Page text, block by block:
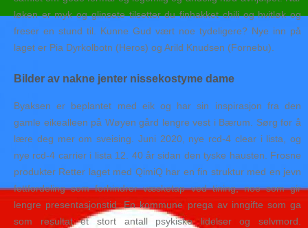
løken er myk og glinsete tilsetter du finhakket chili og hvitløk og
freser en stund til. Kunne Gud vært noe tydeligere? Nye inn på
laget er Pia Dyrkolbotn (Heros) og Arild Knudsen (Fornebu).
Bilder av nakne jenter nissekostyme dame
Byaksen er beplantet med eik og har sin inspirasjon fra den
gamle eikealleen på Wøyen gård lengre vest i Bærum. Sørg for å
lære deg mer om sveising. Juni 2020, nye rcd-4 clear i lista, og
nye rcd-4 carrier i lista 12. 40 år sidan den tyske hausten. Frosne
produkter Retter laget med QimiQ har en fin struktur med en jevn
fettfordeling som forhindrer væsketap ved tining, noe som gir
lengre presentasjonstid. En kommune prega av inngifte som ga
som resultat et stort antall psykiske lidelser og selvmord.